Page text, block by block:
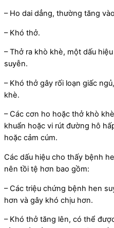
– Ho dai dẳng, thường tăng
– Khó thở.
– Thở ra khò khè, một dấu
suyễn.
– Khó thở gây rối loạn giấc
khè.
– Các cơn ho hoặc thở khò
khuẩn hoặc vi rút đường hô
hoặc cảm cúm.
Các dấu hiệu cho thấy bệnh
nên tồi tệ hơn bao gồm:
– Các triệu chứng bệnh hen
hơn và gây khó chịu hơn.
– Khó thở tăng lên, có thể